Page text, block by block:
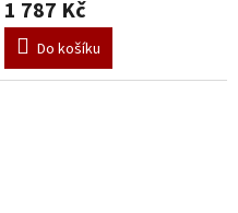
1 787 Kč
Do košíku